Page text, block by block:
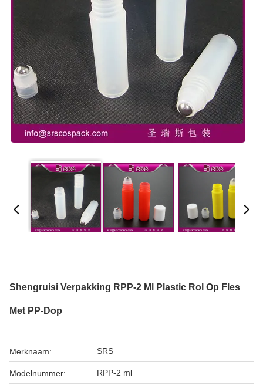
Shengruisi Verpakking RPP-2 Ml Plastic Rol Op Fles
Met PP-Dop
Merknaam: SRS
Modelnummer: RPP-2 ml